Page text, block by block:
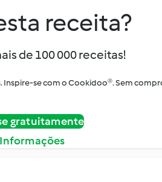
receita?
de 100 000 receitas!
Inspire-se com o Cookidoo®. Sem
gratuitamente